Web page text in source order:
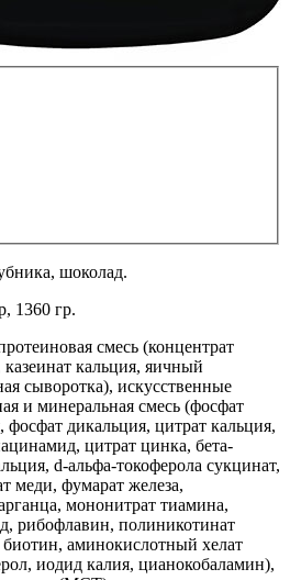
шоколад.
1360 гр.
смесь (концентрат
кальция, яичный
сыворотка), искусственные
и минеральная смесь (фосфат
фосфат дикальция, цитрат кальция,
цитрат цинка, бета-
d-альфа-токоферола сукцинат,
меди, фумарат железа,
мононитрат тиамина,
рибофлавин, полиникотинат
аминокислотный хелат
иодид калия, цианокобаламин),